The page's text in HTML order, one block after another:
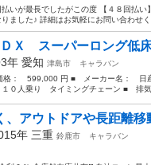
いが最長でしたがこの度 【４８回払
ました♪ 詳細はお気軽にお問い合わせ
ＤＸ スーパーロング
年 愛知 津島市
キャラバン
格： 599,000 円 ■ メーカー名： 日
０人乗り タイミングチェーン ■ 排
、アウトドアや長距離移
年 三重 鈴鹿市
キャラバン